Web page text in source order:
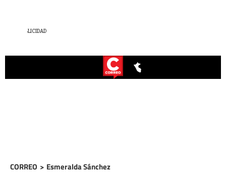
CORREO > Esmeralda Sánchez